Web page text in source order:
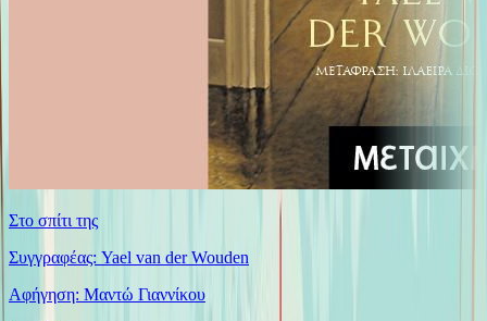
Στο σπίτι της
Συγγραφέας: Yael van der Wouden
Αφήγηση: Μαντώ Γιαννίκου